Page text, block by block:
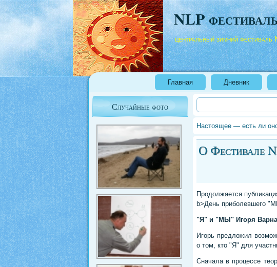
NLP
центральный зимний
Главная Дневник
Случайные фото
Настоящее — есть ли
О Фестивале
Продолжается
b>День приболевшего
"Я" и "МЫ" Игоря
Игорь предложил
о том, кто "Я" для
Сначала в процессе